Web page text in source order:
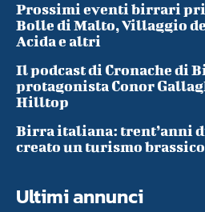
Prossimi eventi birrari
Bolle di Malto, Villaggio
Acida e altri
Il podcast di Cronache di
protagonista Conor
Hilltop
Birra italiana: trent’anni
creato un turismo
Ultimi annunci